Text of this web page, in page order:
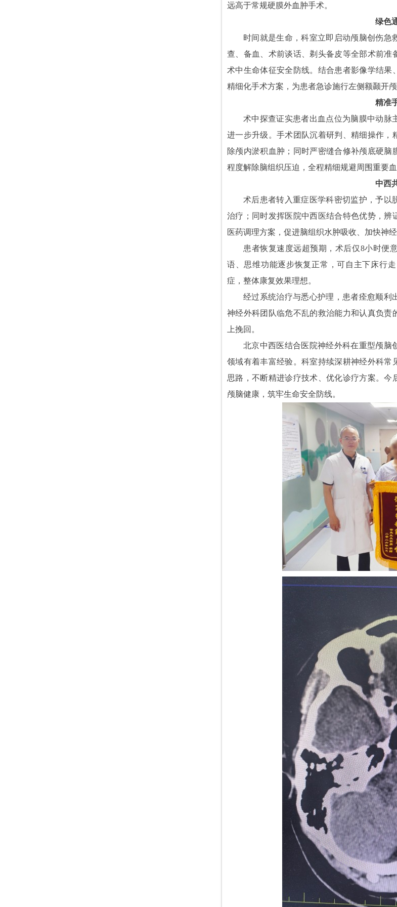
远高于常规硬膜外血肿手术。
绿色
时间就是生命，科室立即启动颅脑创伤急
查、备血、术前谈话、剃头备皮等全部术前
术中生命体征安全防线。结合患者影像学结果
精细化手术方案，为患者急诊施行左侧额颞开颅
精准
术中探查证实患者出血点位为脑膜中动脉
进一步升级。手术团队沉着研判、精细操作
除颅内淤积血肿；同时严密缝合修补颅底硬
程度解除脑组织压迫，全程精细规避周围重要
中西
术后患者转入重症医学科密切监护，予以
治疗；同时发挥医院中西医结合特色优势，辨
医药调理方案，促进脑组织水肿吸收、加快神经
患者恢复速度远超预期，术后仅8小时便
语、思维功能逐步恢复正常，可自主下床行
症，整体康复效果理想。
经过系统治疗与悉心护理，患者痊愈顺利
神经外科团队临危不乱的救治能力和认真负
上挽回。
北京中西医结合医院神经外科在重型颅脑
领域有着丰富经验。科室持续深耕神经外科
思路，不断精进诊疗技术、优化诊疗方案。
颅脑健康，筑牢生命安全防线。